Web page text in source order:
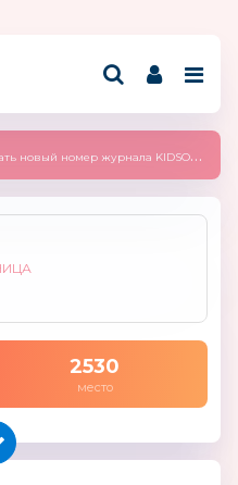
номер журнала KIDSOBOZ 2025 (сентябрь)
2530
место